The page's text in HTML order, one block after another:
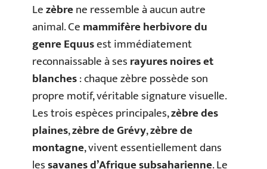
Lezèbrene ressemble à aucun autre
animal. Cemammifère herbivore du
genre Equusest immédiatement
reconnaissable à sesrayures noires et
blanches: chaque zèbre possède son
propre motif, véritable signature visuelle.
Les trois espèces principales,zèbre des
plaines,zèbre de Grévy,zèbre de
montagne, vivent essentiellement dans
lessavanes d’Afrique subsaharienne. Le